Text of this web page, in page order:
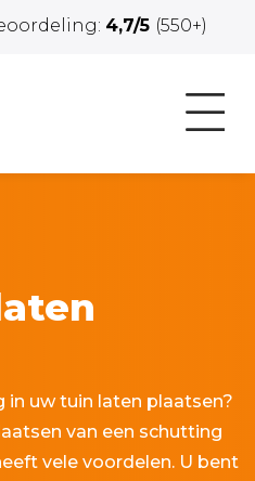
4,7/5 (550+)
uw tuin laten plaatsen?
van een schutting
vele voordelen. U bent